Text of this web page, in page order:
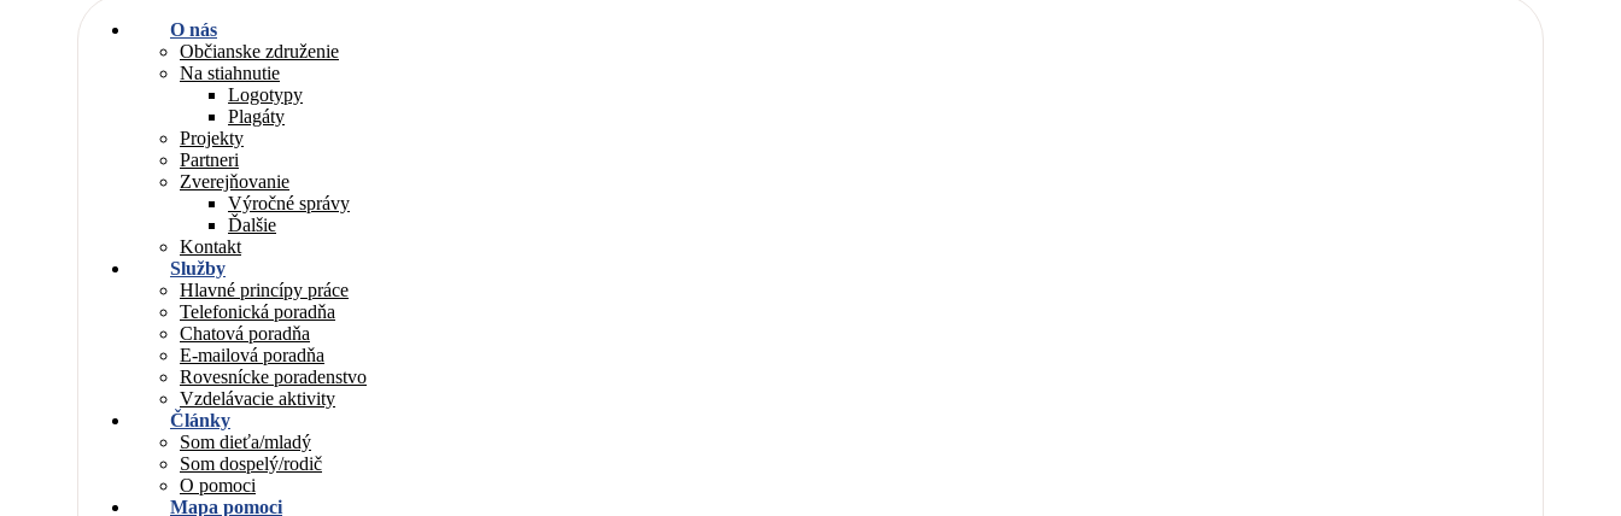
O nás
Občianske združenie
Na stiahnutie
Logotypy
Plagáty
Projekty
Partneri
Zverejňovanie
Výročné správy
Ďalšie
Kontakt
Služby
Hlavné princípy práce
Telefonická poradňa
Chatová poradňa
E-mailová poradňa
Rovesnícke poradenstvo
Vzdelávacie aktivity
Články
Som dieťa/mladý
Som dospelý/rodič
O pomoci
Mapa pomoci